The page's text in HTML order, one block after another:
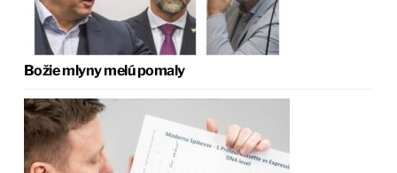
Božie mlyny melú pomaly